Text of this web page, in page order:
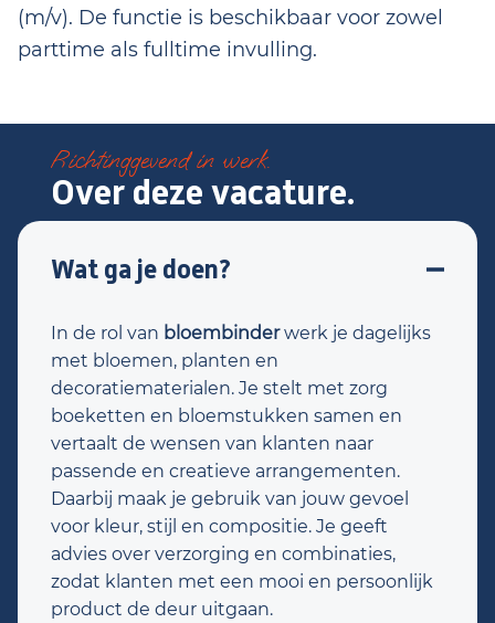
(m/v). De functie is beschikbaar voor zowel
parttime als fulltime invulling.
Richtinggevend in werk.
Over deze vacature.
Wat ga je doen?
In de rol van bloembinderwerk je dagelijks
met bloemen, planten en
decoratiematerialen. Je stelt met zorg
boeketten en bloemstukken samen en
vertaalt de wensen van klanten naar
passende en creatieve arrangementen.
Daarbij maak je gebruik van jouw gevoel
voor kleur, stijl en compositie. Je geeft
advies over verzorging en combinaties,
zodat klanten met een mooi en persoonlijk
product de deur uitgaan.